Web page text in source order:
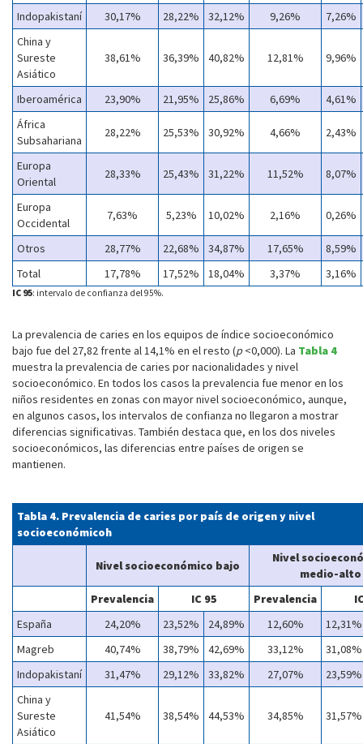
Indopakistaní
30,17% 28,22% 32,12% 9,26%
7,26%
China y
Sureste
Asiático
38,61% 36,39% 40,82% 12,81% 9,96%
Iberoamérica 23,90% 21,95% 25,86% 6,69%
4,61%
África
Subsahariana
28,22% 25,53% 30,92% 4,66% 2,43%
Europa
Oriental
28,33% 25,43% 31,22% 11,52% 8,07%
Europa
Occidental
7,63% 5,23% 10,02% 2,16% 0,26%
Otros 28,77% 22,68% 34,87% 17,65%
8,59%
Total
17,78% 17,52% 18,04% 3,37% 3,16%
IC 95: intervalo de confianza del 95%.
La prevalencia de caries en los equipos de índice socioeconómico
bajo fue del 27,82 frente al 14,1% en el resto (p <0,000). La Tabla 4
muestra la prevalencia de caries por nacionalidades y nivel
socioeconómico. En todos los casos la prevalencia fue menor en los
niños residentes en zonas con mayor nivel socioeconómico, aunque,
en algunos casos, los intervalos de confianza no llegaron a mostrar
diferencias significativas. También destaca que, en los dos niveles
socioeconómicos, las diferencias entre países de origen se
mantienen.
Tabla 4. Prevalencia de caries por país de origen y nivel
socioeconómicoh
Nivel socioeconómico bajo
Nivel
medio-alto
Prevalencia
IC 95 Prevalencia
España
24,20% 23,52% 24,89% 12,60%
12,31%
Magreb
40,74% 38,79% 42,69% 33,12%
31,08%
Indopakistaní
31,47% 29,12% 33,82% 27,07%
23,59%
China y
Sureste
Asiático
41,54% 38,54% 44,53% 34,85% 31,57%